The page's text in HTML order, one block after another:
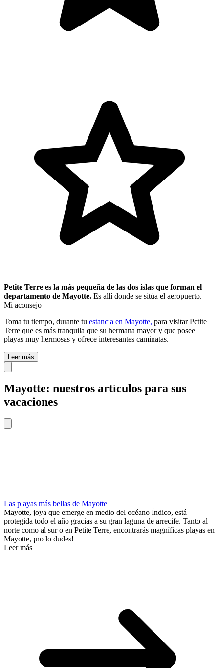
Petite Terre es la más pequeña de las dos islas que forman el
departamento de Mayotte. Es allí donde se sitúa el aeropuerto.
Mi aconsejo
Toma tu tiempo, durante tu estancia en Mayotte, para visitar Petite
Terre que es más tranquila que su hermana mayor y que posee
playas muy hermosas y ofrece interesantes caminatas.
Leer más
Mayotte: nuestros artículos para sus
vacaciones
Las playas más bellas de Mayotte
Mayotte, joya que emerge en medio del océano Índico, está
protegida todo el año gracias a su gran laguna de arrecife. Tanto al
norte como al sur o en Petite Terre, encontrarás magníficas playas en
Mayotte, ¡no lo dudes!
Leer más